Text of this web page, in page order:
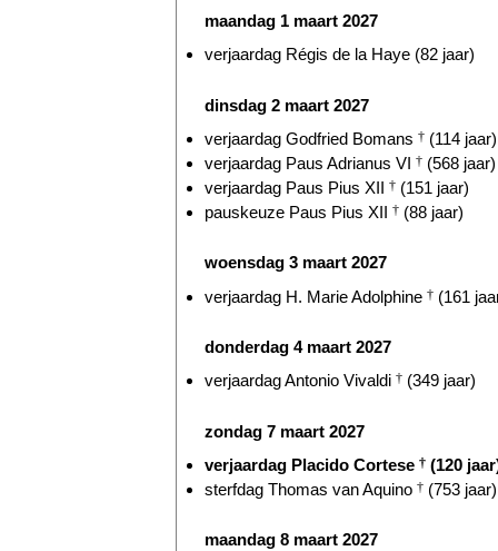
maandag 1 maart 2027
verjaardag Régis de la Haye (82 jaar)
dinsdag 2 maart 2027
verjaardag Godfried Bomans † (114 jaar)
verjaardag Paus Adrianus VI † (568 jaar)
verjaardag Paus Pius XII † (151 jaar)
pauskeuze Paus Pius XII † (88 jaar)
woensdag 3 maart 2027
verjaardag H. Marie Adolphine † (161
donderdag 4 maart 2027
verjaardag Antonio Vivaldi † (349 jaar)
zondag 7 maart 2027
verjaardag Placido Cortese † (120
sterfdag Thomas van Aquino † (753 jaar)
maandag 8 maart 2027